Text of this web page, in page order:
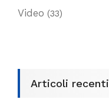
Video (33)
Articoli recenti